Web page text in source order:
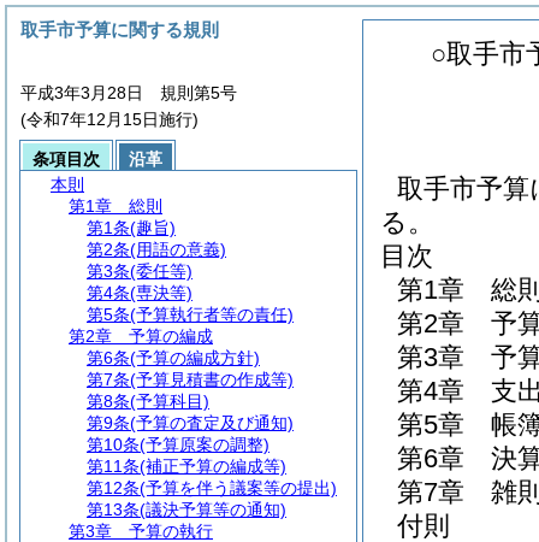
○取手市
取手市予算
る。
目次
第1章
総
第2章
予
第3章
予
第4章
支
第5章
帳
第6章
決
第7章
雑
付則
取手市予算に関する規則
平成3年3月28日 規則第5号
(令和7年12月15日施行)
条項目次
沿革
本則
第1章
総則
第1条(趣旨)
第2条(用語の意義)
第3条(委任等)
第4条(専決等)
第5条(予算執行者等の責任)
第2章
予算の編成
第6条(予算の編成方針)
第7条(予算見積書の作成等)
第8条(予算科目)
第9条(予算の査定及び通知)
第10条(予算原案の調整)
第11条(補正予算の編成等)
第12条(予算を伴う議案等の提出)
第13条(議決予算等の通知)
第3章
予算の執行